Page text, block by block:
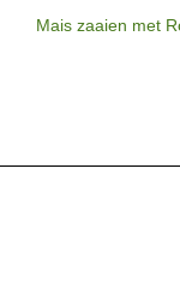
Mais zaaien met